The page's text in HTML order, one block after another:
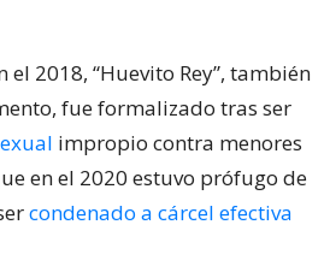
el 2018, “Huevito Rey”, también
fue formalizado tras ser
impropio contra menores
en el 2020 estuvo prófugo de
condenado a cárcel efectiva